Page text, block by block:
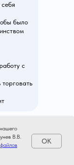
было
с
В.В.
OK
В.В.
OK